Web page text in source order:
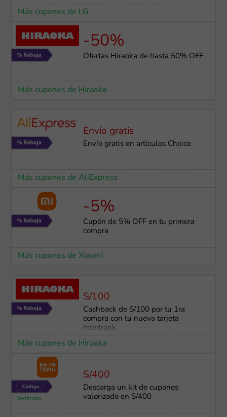
Más cupones de LG
-50%
Ofertas Hiraoka de hasta 50% OFF
Más cupones de Hiraoka
Envío gratis
Envío gratis en artículos Choice
Más cupones de AliExpress
-5%
Cupón de 5% OFF en tu primera
compra
Más cupones de Xiaomi
S/100
Cashback de S/100 por tu 1ra
compra con tu nueva tarjeta
Interbank
Más cupones de Hiraoka
S/400
Descarga un kit de cupones
valorizado en S/400